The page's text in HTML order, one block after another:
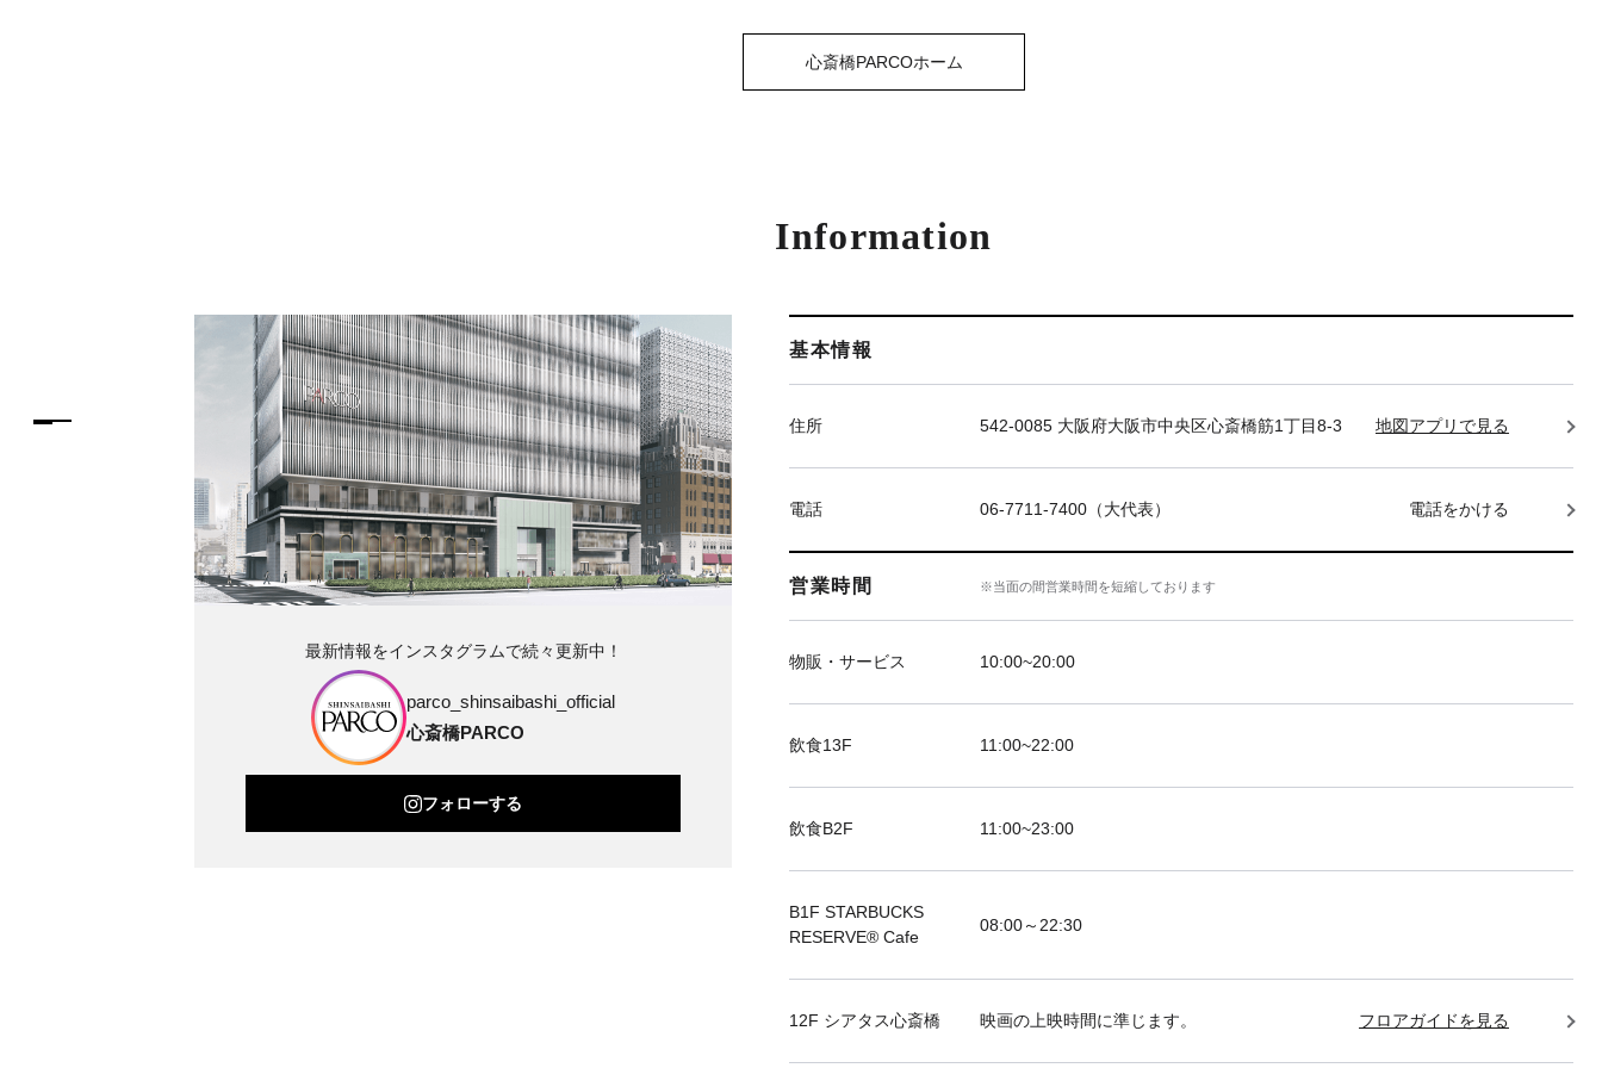
心斎橋PARCOホーム
Information
基本情報
住所 542-0085 大阪府大阪市中央区心斎橋筋1丁目8-3 地図アプリで見る
電話 06-7711-7400（大代表） 電話をかける
営業時間 ※当面の間営業時間を短縮しております
物販・サービス 10:00~20:00
飲食13F 11:00~22:00
飲食B2F 11:00~23:00
B1F STARBUCKS
RESERVE®︎ Cafe
08:00～22:30
12F シアタス心斎橋 映画の上映時間に準じます。 フロアガイドを見る
最新情報をインスタグラムで続々更新中！
parco_shinsaibashi_official
心斎橋PARCO
フォローする